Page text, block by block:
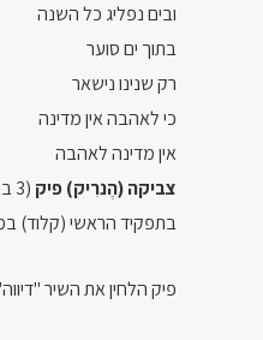
ובים נפליג כל השנה
בתוך ים סוער
רק שנינו נישאר
כי לאהבה אין מדינה
אין מדינה לאהבה
צביקה (הֶנרִיק) פיק
בתפקיד הראשי (קלוד)
פיק הלחין את השיר "דיווה" בביצועה של דנה